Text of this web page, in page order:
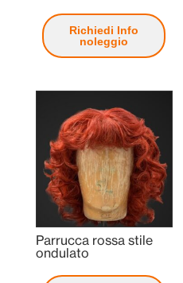
Richiedi Info
noleggio
Parrucca rossa stile
ondulato